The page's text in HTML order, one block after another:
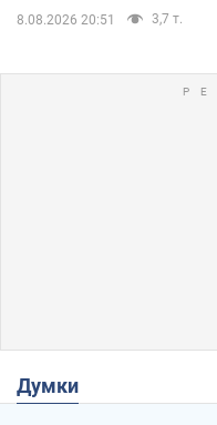
8.08.2026 20:51 3,7 т.
Думки